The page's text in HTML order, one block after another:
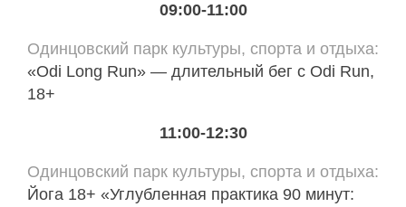
09:00-11:00
Одинцовский парк культуры, спорта и отдыха
«Odi Long Run» — длительный бег с Odi Run,
18+
11:00-12:30
Одинцовский парк культуры, спорта и отдыха
Йога 18+ «Углубленная практика 90 минут: